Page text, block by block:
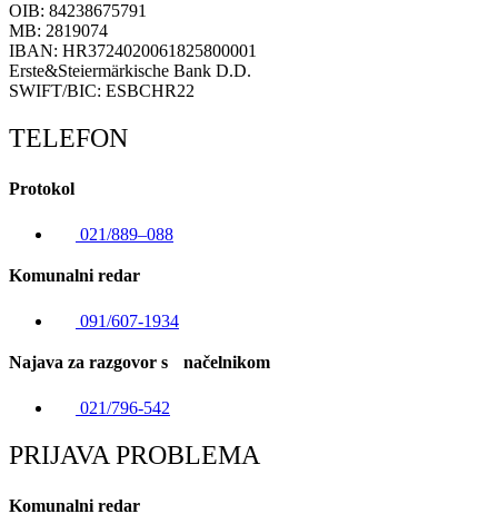
OIB: 84238675791
MB: 2819074
IBAN: HR3724020061825800001
Erste&Steiermärkische Bank D.D.
SWIFT/BIC: ESBCHR22
TELEFON
Protokol
021/889–088
Komunalni redar
091/607-1934
Najava za razgovor s načelnikom
021/796-542
PRIJAVA PROBLEMA
Komunalni redar